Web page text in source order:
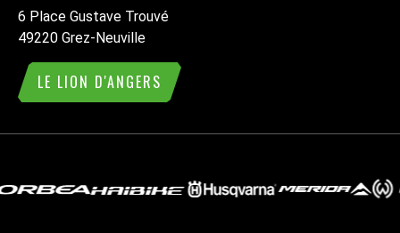
6 Place Gustave Trouvé
49220 Grez-Neuville
LE LION D'ANGERS